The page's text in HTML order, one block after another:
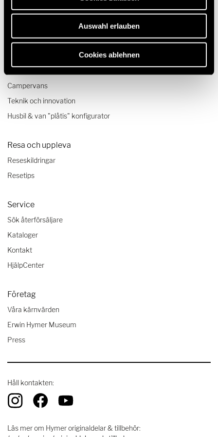
Auswahl erlauben
Cookies ablehnen
Modeller & Teknik
Campervans
Teknik och innovation
Husbil & van "plåtis" konfigurator
Resa och uppleva
Reseskildringar
Resetips
Service
Sök återförsäljare
Kataloger
Kontakt
HjälpCenter
Företag
Våra kärnvärden
Erwin Hymer Museum
Press
Håll kontakten:
Läs mer om Hymer originaldelar & tillbehör: